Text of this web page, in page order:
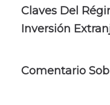
Claves Del
Inversión
Comentario